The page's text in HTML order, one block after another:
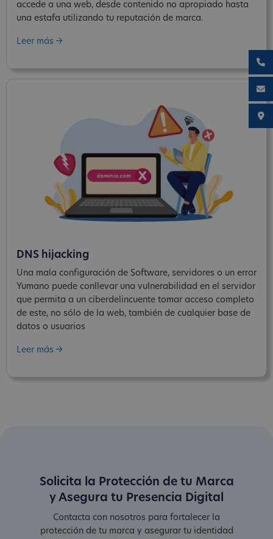
accede a una web, desde contenido no apropiado hasta
una estafa utilizando tu reputación de marca.
Leer más ->
DNS hijacking
Una mala configuración de Software, servidores o un error
Yumano puede conllevar una vulnerabilidad en el servidor
que permita a un ciberdelincuente tomar acceso completo
de este, no sólo de la web, también de cualquier base de
datos o usuarios
Leer más ->
Solicita la Protección de tu Marca
y Asegura tu Presencia Digital
Contacta con nosotros para fortalecer la
protección de tu marca y asegurar tu identidad